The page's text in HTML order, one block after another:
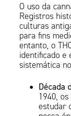
O uso da
Registros
culturas
para fins
entanto, o
identificado e
sistemática
Década
1940,
estudar